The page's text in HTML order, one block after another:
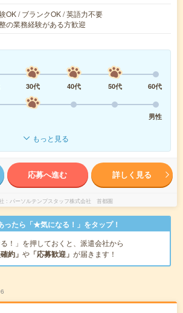
OK / ブランクOK / 英語力不要
の業務経験がある方歓迎
30代 40代 50代
60代
男性
もっと見る
応募へ進む 詳しく見る
パーソルテンプスタッフ株式会社 首都圏
ったら「★気になる！」をタップ！
る！」を押しておくと、派遣会社から
約」 や 「応募歓迎」 が届きます！